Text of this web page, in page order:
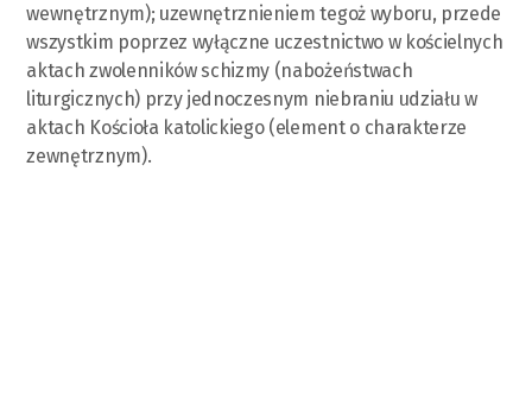
wewnętrznym); uzewnętrznieniem tegoż wyboru, przede
wszystkim poprzez wyłączne uczestnictwo w kościelnych
aktach zwolenników schizmy (nabożeństwach
liturgicznych) przy jednoczesnym niebraniu udziału w
aktach Kościoła katolickiego (element o charakterze
zewnętrznym).